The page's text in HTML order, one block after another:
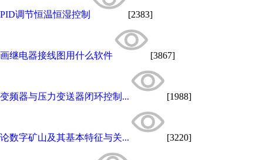
PID调节恒温恒湿控制 [2383]
画继电器接线图用什么软件 [3867]
变频器与压力变送器闭环控制... [1988]
论数字矿山及其基本特征与关... [3220]